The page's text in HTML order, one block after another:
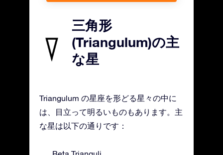
三角形
(Triangulum)の主
な星
Triangulum の星座を形どる星々の中に
は、目立って明るいものもあります。主
な星は以下の通りです：